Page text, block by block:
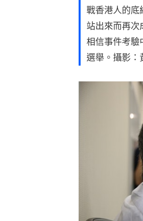
戰香港人的底
站出來而再次
相信事件考驗
選舉。攝影：